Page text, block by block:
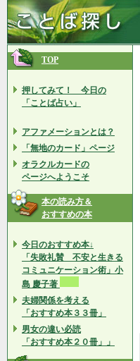
TOP
押してみて！ 今日の
「ことば占い」
アファメーションとは？
「無地のカード」ページ
オラクルカードの
ページへようこそ
本の読み方＆
おすすめの本
今日のおすすめ本↓
「失敗礼賛 不安と生きる
コミュニケーション術」小
島 慶子著
夫婦関係を考える
「おすすめ本３３冊」
男女の違い必読
「おすすめ本２０冊」」